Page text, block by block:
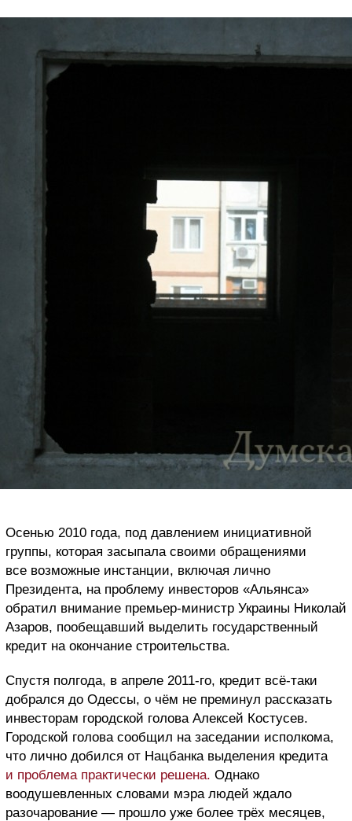
Осенью 2010 года, под давлением инициативной
группы, которая засыпала своими обращениями
все возможные инстанции, включая лично
Президента, на проблему инвесторов «Альянса»
обратил внимание премьер-министр Украины Николай
Азаров, пообещавший выделить государственный
кредит на окончание строительства.
Спустя полгода, в апреле 2011-го, кредит всё-таки
добрался до Одессы, о чём не преминул рассказать
инвесторам городской голова Алексей Костусев.
Городской голова сообщил на заседании исполкома,
что лично добился от Нацбанка выделения кредита
и проблема практически решена. Однако
воодушевленных словами мэра людей ждало
разочарование — прошло уже более трёх месяцев,